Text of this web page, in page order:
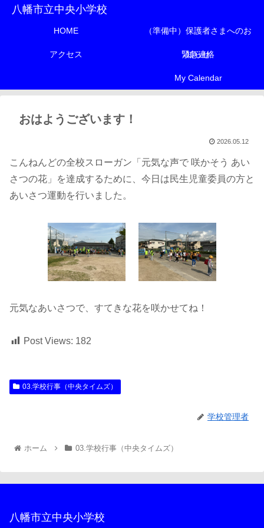
八幡市立中央小学校
HOME （準備中）保護者さまへのお
知らせ
アクセス 緊急連絡
My Calendar
おはようございます！
2026.05.12
こんねんどの全校スローガン「元気な声で 咲かそう あい
さつの花」を達成するために、今日は民生児童委員の方と
あいさつ運動を行いました。
元気なあいさつで、すてきな花を咲かせてね！
Post Views: 182
03.学校行事（中央タイムズ）
学校管理者
ホーム 03.学校行事（中央タイムズ）
八幡市立中央小学校